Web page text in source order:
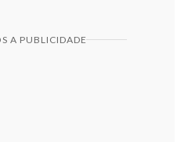
A PUBLICIDADE